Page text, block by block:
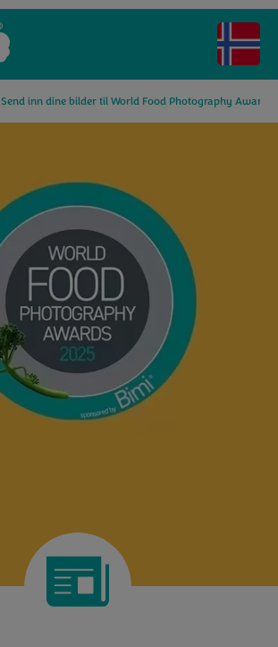
Send inn dine bilder til World Food Photography